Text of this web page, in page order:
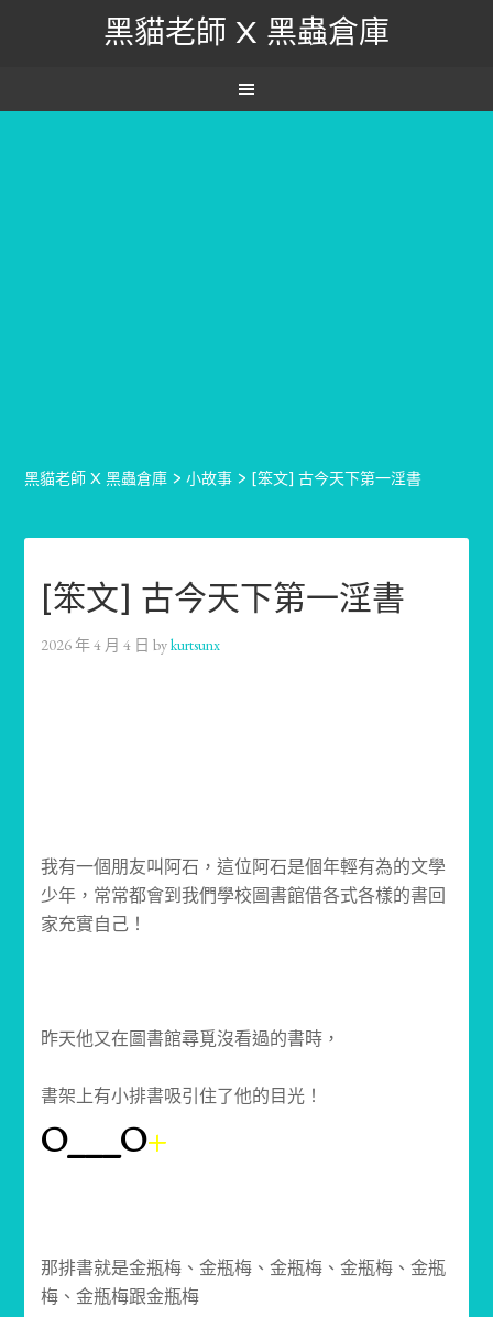
黑貓老師 X 黑蟲倉庫
黑貓老師 X 黑蟲倉庫 >小故事 > [笨文] 古今天下第一淫書
[笨文] 古今天下第一淫書
2026 年 4 月 4 日 bykurtsunx
我有一個朋友叫阿石，這位阿石是個年輕有為的文學
少年，常常都會到我們學校圖書館借各式各樣的書回
家充實自己！
昨天他又在圖書館尋覓沒看過的書時，
書架上有小排書吸引住了他的目光！
O___O+
那排書就是金瓶梅、金瓶梅、金瓶梅、金瓶梅、金瓶
梅、金瓶梅跟金瓶梅